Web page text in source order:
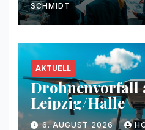
SCHMIDT
AKTUELL
Drohnenvorfall
Leipzig/Halle
6. AUGUST 2026